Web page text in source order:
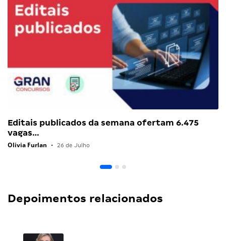
Editais publicados da semana ofertam 6.475
vagas…
Olivia Furlan • 26 de Julho
Depoimentos relacionados